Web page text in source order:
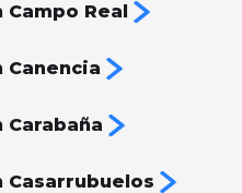
Real
Canencia
Casarrubuelos